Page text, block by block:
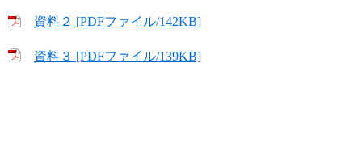
資料２ [PDFファイル/142KB]
資料３ [PDFファイル/139KB]